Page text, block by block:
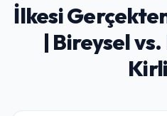
İlkesi
| Bireysel